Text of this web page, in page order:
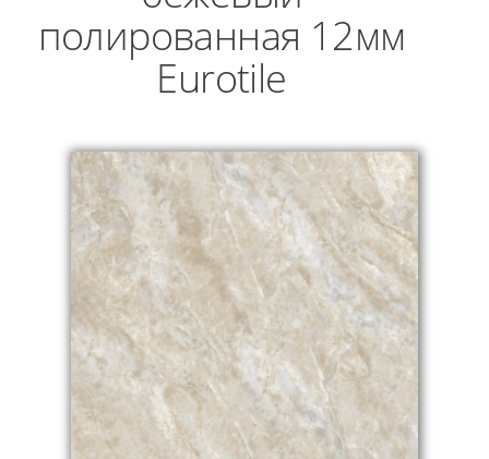
полированная 12мм
Eurotile